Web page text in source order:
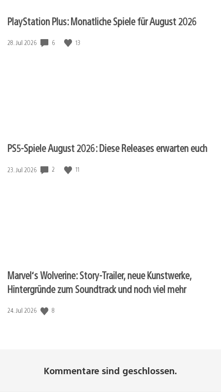
PlayStation Plus: Monatliche Spiele für August 2026
Veröffentlichungsdatum:
28. Jul 2026 6 13
PS5-Spiele August 2026: Diese Releases erwarten euch
Veröffentlichungsdatum:
23. Jul 2026 2 11
Marvel‘s Wolverine: Story-Trailer, neue Kunstwerke,
Hintergründe zum Soundtrack und noch viel mehr
Veröffentlichungsdatum:
24. Jul 2026 8
Kommentare sind geschlossen.